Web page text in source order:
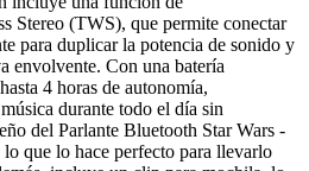
Stereo (TWS), que permite conectar
para duplicar la potencia de sonido y
envolvente. Con una batería
4 horas de autonomía,
durante todo el día sin
del Parlante Bluetooth Star Wars -
que lo hace perfecto para llevarlo